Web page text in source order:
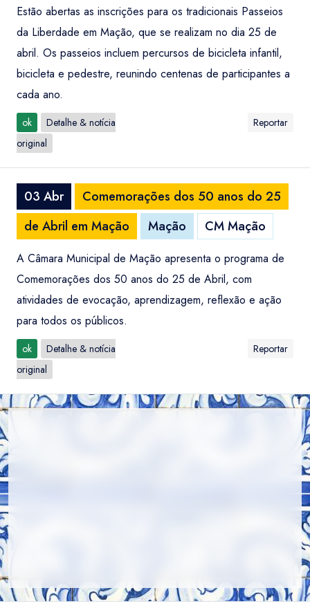
Estão abertas as inscrições para os tradicionais Passeios
da Liberdade em Mação, que se realizam no dia 25 de
abril. Os passeios incluem percursos de bicicleta infantil,
bicicleta e pedestre, reunindo centenas de participantes a
cada ano.
ok
Detalhe & notícia
original
Reportar
03 Abr
Comemorações dos 50 anos do 25
de Abril em Mação
Mação CM Mação
A Câmara Municipal de Mação apresenta o programa de
Comemorações dos 50 anos do 25 de Abril, com
atividades de evocação, aprendizagem, reflexão e ação
para todos os públicos.
ok
Detalhe & notícia
original
Reportar